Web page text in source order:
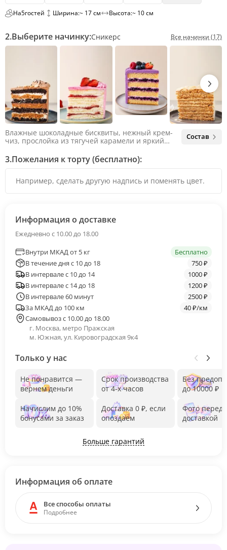
На5гостей Ширина:~ 17 см Высота:~ 10 см
2.Выберите начинку:Сникерс Все начинки (17)
Влажные шоколадные бисквиты, нежный крем-
чиз, прослойка из тягучей карамели и яркий
яркий вкус шоколада и тягучей карамели, не
оставляя ни единого шанса остаться
Состав
3.Пожелания к торту (бесплатно):
Информация о доставке
Ежедневно с 10.00 до 18.00
Внутри МКАД от 5 кг
Бесплатно
В течение дня с 10 до 18
750 ₽
В интервале с 10 до 14
1000 ₽
В интервале с 14 до 18
1200 ₽
В интервале 60 минут
2500 ₽
За МКАД до 100 км
40 ₽/км
Самовывоз с 10.00 до 18.00
г. Москва, метро Пражская
м. Южная, ул. Кировоградская 9к4
Только у нас
Не понравится —
вернем деньги
Начислим до 10%
бонусами за заказ
Срок производства
от 4-х часов
Доставка 0 ₽, если
опоздаем
Без
до 10000 ₽
Фото перед
доставкой
Больше гарантий
Информация об оплате
Все способы оплаты
Подробнее